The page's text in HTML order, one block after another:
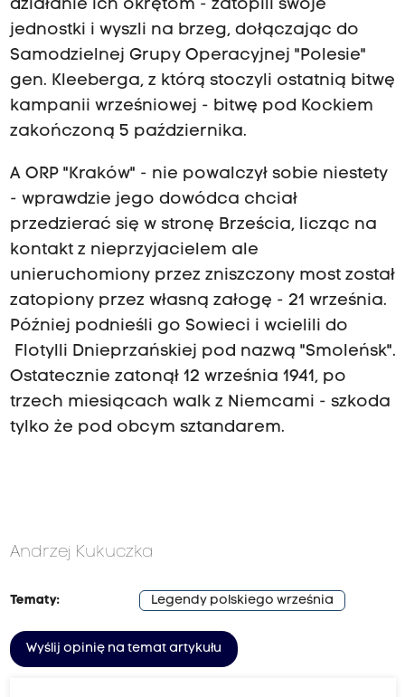
działanie ich okrętom - zatopili swoje
jednostki i wyszli na brzeg, dołączając do
Samodzielnej Grupy Operacyjnej "Polesie"
gen. Kleeberga, z którą stoczyli ostatnią bitwę
kampanii wrześniowej - bitwę pod Kockiem
zakończoną 5 października.
A ORP "Kraków" - nie powalczył sobie niestety
- wprawdzie jego dowódca chciał
przedzierać się w stronę Brześcia, licząc na
kontakt z nieprzyjacielem ale
unieruchomiony przez zniszczony most został
zatopiony przez własną załogę - 21 września.
Później podnieśli go Sowieci i wcielili do
Flotylli Dnieprzańskiej pod nazwą "Smoleńsk".
Ostatecznie zatonął 12 września 1941, po
trzech miesiącach walk z Niemcami - szkoda
tylko że pod obcym sztandarem.
Andrzej Kukuczka
Tematy: Legendy polskiego września
Wyślij opinię na temat artykułu